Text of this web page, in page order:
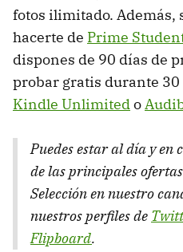
fotos ilimitado. Además,
hacerte de Prime
dispones de 90 días de
probar gratis durante
Kindle Unlimitedo
Puedes estar al día y
de las principales
Selección en nuestro
nuestros perfiles de
Flipboard.